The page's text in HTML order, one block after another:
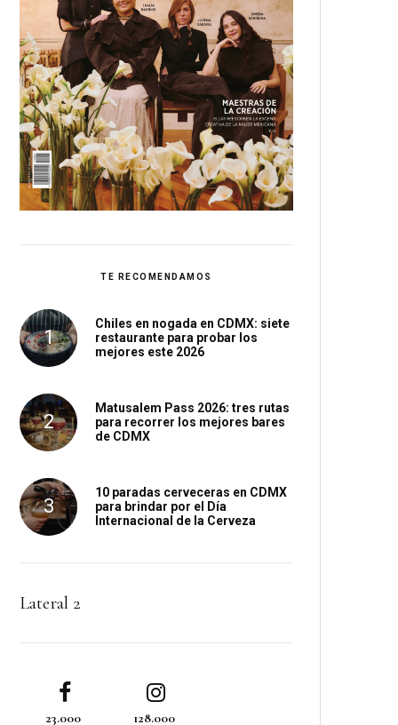
TE RECOMENDAMOS
Chiles en nogada en CDMX: siete
restaurante para probar los
mejores este 2026
Matusalem Pass 2026: tres rutas
para recorrer los mejores bares
de CDMX
10 paradas cerveceras en CDMX
para brindar por el Día
Internacional de la Cerveza
Lateral 2
23.000 128.000